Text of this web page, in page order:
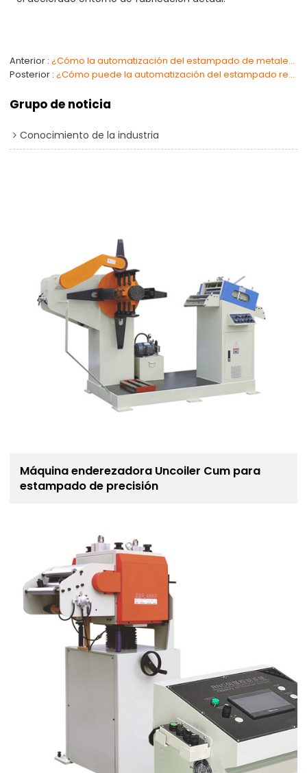
Anterior
¿Cómo la automatización del estampado de metales mejora la eficiencia en la fabricación?
Posterior
¿Cómo puede la automatización del estampado revolucionar su proceso de fabricación?
Grupo de noticia
Conocimiento de la industria
Máquina enderezadora Uncoiler Cum para
estampado de precisión